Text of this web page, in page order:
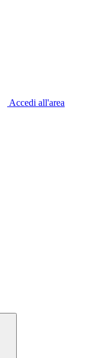
Accedi all'area